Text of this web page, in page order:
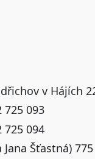
v Hájích
725 093
725 094
Šťastná)